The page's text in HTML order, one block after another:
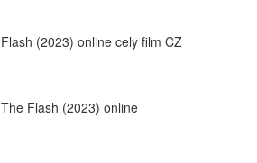
Flash (2023) online cely film CZ
The Flash (2023) online